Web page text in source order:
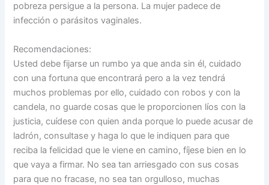
pobreza persigue a la persona. La mujer padece de
infección o parásitos vaginales.
Recomendaciones:
Usted debe fijarse un rumbo ya que anda sin él, cuidado
con una fortuna que encontrará pero a la vez tendrá
muchos problemas por ello, cuidado con robos y con la
candela, no guarde cosas que le proporcionen líos con la
justicia, cuídese con quien anda porque lo puede acusar de
ladrón, consultase y haga lo que le indiquen para que
reciba la felicidad que le viene en camino, fíjese bien en lo
que vaya a firmar. No sea tan arriesgado con sus cosas
para que no fracase, no sea tan orgulloso, muchas